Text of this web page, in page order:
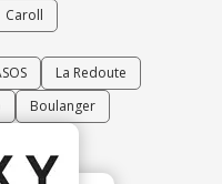
Caroll
La Redoute
Boulanger